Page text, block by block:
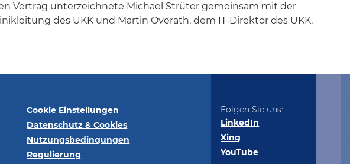
Vertrag unterzeichnete Michael Strüter gemeinsam mit der
des UKK und Martin Overath, dem IT-Direktor des UKK.
Cookie Einstellungen
Datenschutz & Cookies
Nutzungsbedingungen
Regulierung
Folgen Sie uns:
LinkedIn
Xing
YouTube